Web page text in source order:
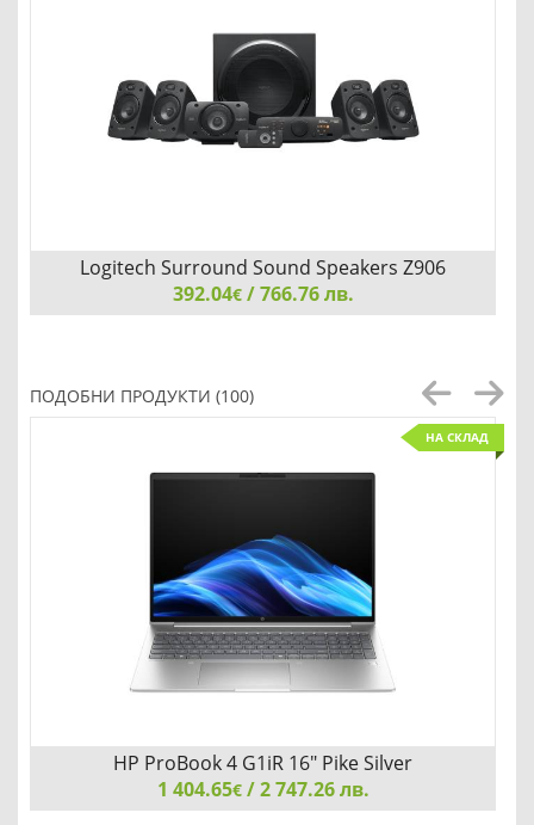
Logitech Surround Sound Speakers Z906
392.04€/ 766.76 лв.
ПОДОБНИ ПРОДУКТИ (100)
НА СКЛАД
HP ProBook 4 G1iR 16" Pike Silver
1 404.65€/ 2 747.26 лв.